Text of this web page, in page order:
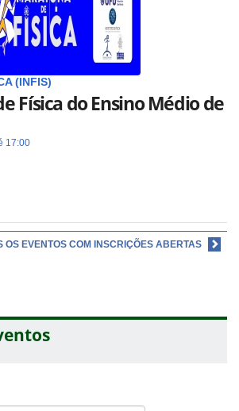
(INFIS)
Física do Ensino Médio de
17:00
OS EVENTOS COM INSCRIÇÕES ABERTAS